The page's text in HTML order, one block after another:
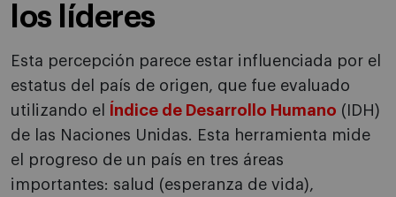
los líderes
Esta percepción parece estar influenciada por el
estatus del país de origen, que fue evaluado
utilizando el
Índice de Desarrollo Humano (IDH)
de las Naciones Unidas. Esta herramienta mide
el progreso de un país en tres áreas
importantes: salud (esperanza de vida),